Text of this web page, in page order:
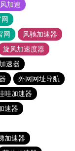
加速
网
风驰加速器
旋风加速度器
速器
外网网址导航
哇加速器
速器
加速器